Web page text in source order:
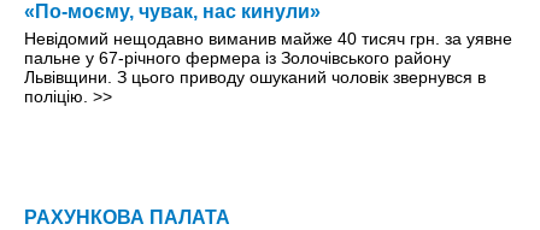
«По-моєму, чувак, нас кинули»
Невідомий нещодавно виманив майже 40 тисяч грн. за уявне
пальне у 67-річного фермера із Золочівського району
Львівщини. З цього приводу ошуканий чоловік звернувся в
поліцію. >>
РАХУНКОВА ПАЛАТА